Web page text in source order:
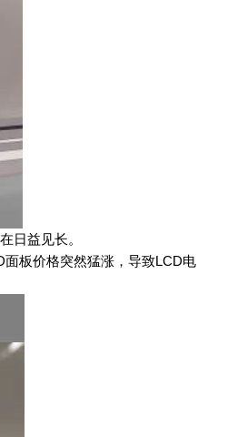
日益见长。
板价格突然猛涨，导致LCD电